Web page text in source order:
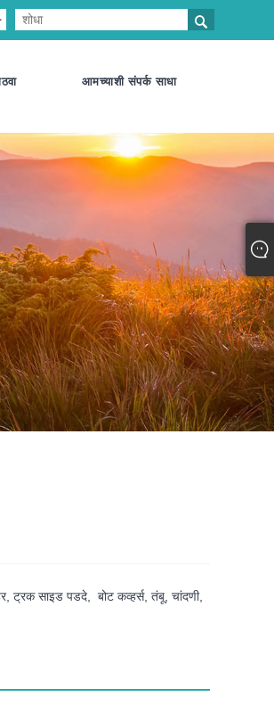

आमच्याशी संपर्क साधा
ट्रक साइड पडदे, बोट कव्हर्स, तंबू, चांदणी,